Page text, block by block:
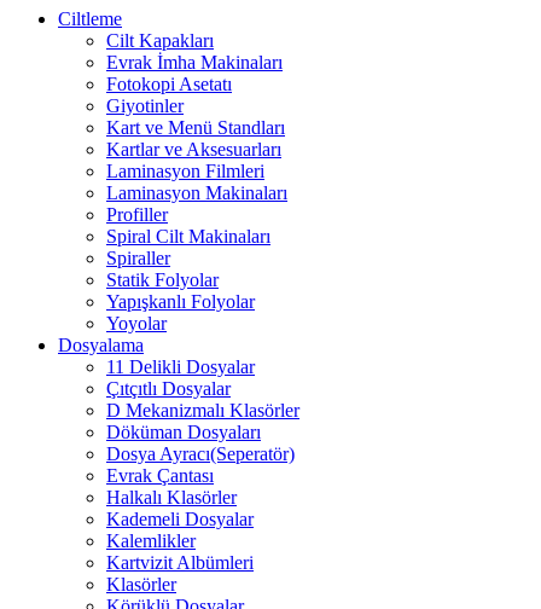
Ciltleme
Cilt Kapakları
Evrak İmha Makinaları
Fotokopi Asetatı
Giyotinler
Kart ve Menü Standları
Kartlar ve Aksesuarları
Laminasyon Filmleri
Laminasyon Makinaları
Profiller
Spiral Cilt Makinaları
Spiraller
Statik Folyolar
Yapışkanlı Folyolar
Yoyolar
Dosyalama
11 Delikli Dosyalar
Çıtçıtlı Dosyalar
D Mekanizmalı Klasörler
Döküman Dosyaları
Dosya Ayracı(Seperatör)
Evrak Çantası
Halkalı Klasörler
Kademeli Dosyalar
Kalemlikler
Kartvizit Albümleri
Klasörler